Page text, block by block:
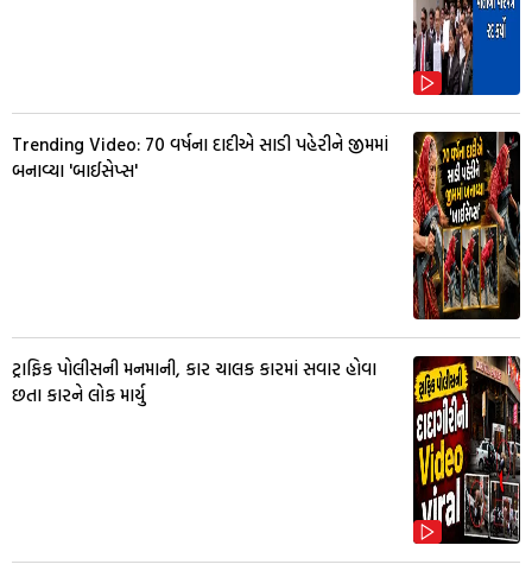
Trending Video: 70 વર્ષના દાદીએ સાડી પહેરીને જીમમાં
બનાવ્યા 'બાઈસેપ્સ'
ટ્રાફિક પોલીસની મનમાની, કાર ચાલક કારમાં સવાર હોવા
છતા કારને લોક માર્યુ